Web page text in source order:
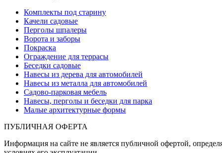
Комплекты под старину
Качели садовые
Перголы шпалеры
Ворота и заборы
Покраска
Ограждение для террасы
Беседки садовые
Навесы из дерева для автомобилей
Навесы из металла для автомобилей
Садово-парковая мебель
Навесы, перголы и беседки для парка
Малые архитектурные формы
ПУБЛИЧНАЯ ОФЕРТА
Информация на сайте не является публичной офертой,